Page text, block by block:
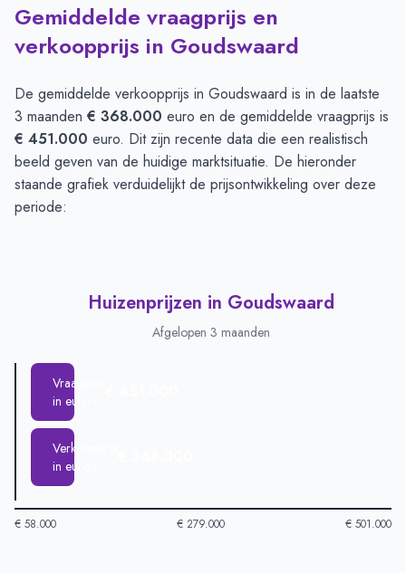
Gemiddelde vraagprijs en
verkoopprijs in Goudswaard
De gemiddelde verkoopprijs in Goudswaard is in de laatste
3 maanden € 368.000 euro en de gemiddelde vraagprijs is
€ 451.000 euro. Dit zijn recente data die een realistisch
beeld geven van de huidige marktsituatie. De hieronder
staande grafiek verduidelijkt de prijsontwikkeling over deze
periode:
Huizenprijzen in Goudswaard
Afgelopen 3 maanden
Vraagprijs
in euro's
Verkoopprijs
in euro's
€ 58.000 € 279.000 € 501.000